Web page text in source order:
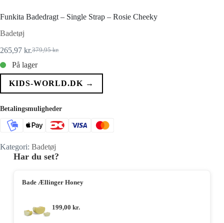
Funkita Badedragt – Single Strap – Rosie Cheeky
Badetøj
379,95kr.
Den
oprindelige
pris
var:
265,97 kr.Den
aktuelle
pris
er:
På lager
KIDS-WORLD.DK →
Betalingsmuligheder
Kategori: Badetøj
Har du set?
Bade Ællinger Honey
199,00 kr.